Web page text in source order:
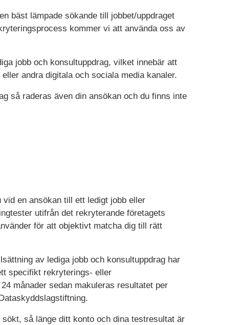
bäst lämpade sökande till jobbet/uppdraget
kommer vi att använda oss av
jobb och konsultuppdrag, vilket innebär att
andra digitala och sociala media kanaler.
så raderas även din ansökan och du finns inte
en ansökan till ett ledigt jobb eller
utifrån det rekryterande företagets
för att objektivt matcha dig till rätt
av lediga jobb och konsultuppdrag har
specifikt rekryterings- eller
månader sedan makuleras resultatet per
så länge ditt konto och dina testresultat är